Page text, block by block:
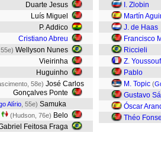
Duarte Jesus
Luís Miguel
P. Addico
Cristiano Abreu
Wellyson Nunes
Vieirinha
Huguinho
58e) José Carlos
Gonçalves Ponte
Alírio , 55e) Samuka
(Hudson, 76e) Belo
Feitosa Fraga
I. Zlobin
Martín
J. de Haas
Francisco
Riccieli
Z. Youssouf
Pablo
M. Topic (
Gustavo Sá
Óscar
Théo